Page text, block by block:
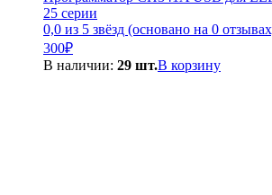
25 серии
0,0 из 5 звёзд (основано на 0
300₽
В наличии: 29 шт.В корзину